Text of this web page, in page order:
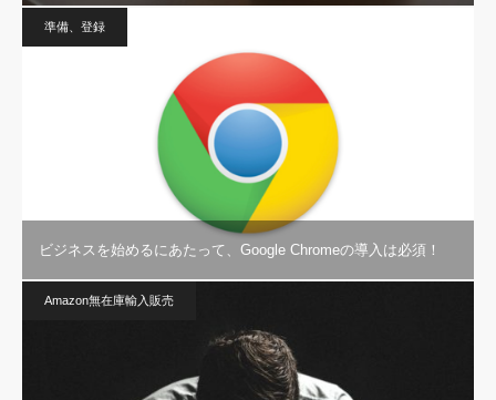
準備、登録
ビジネスを始めるにあたって、Google Chromeの導入は必須！
Amazon無在庫輸入販売